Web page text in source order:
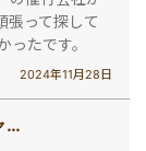
張って探して
たです。
2024年11月28日
ベーシックプラン 車（ミニバン）チャーター（4時間/8時間） ガイド付き